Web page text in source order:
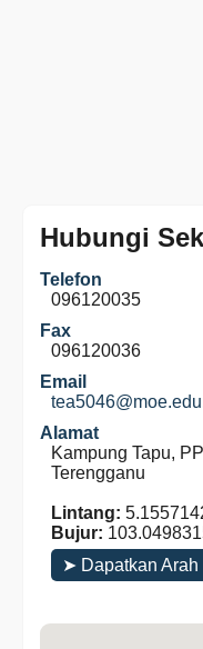
Hubungi
Telefon
096120035
Fax
096120036
Email
Alamat
Kampung Tapu,
Terengganu
Lintang:
Bujur:
➤ Dapatkan Arah